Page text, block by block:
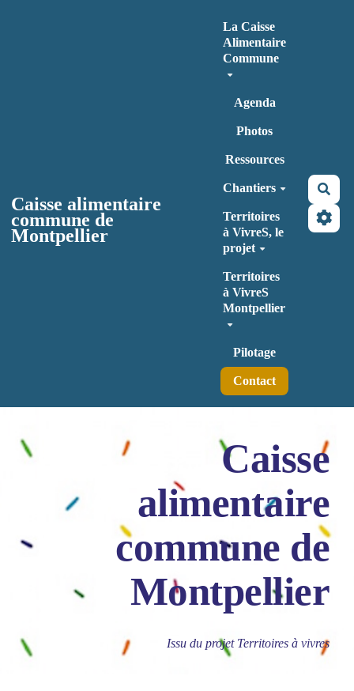
Caisse alimentaire
commune de
Montpellier
La Caisse
Alimentaire
Commune
Agenda
Photos
Ressources
Chantiers
Territoires
à VivreS, le
projet
Territoires
à VivreS
Montpellier
Pilotage
Contact
Caisse
alimentaire
commune de
Montpellier
Issu du projet Territoires à vivres